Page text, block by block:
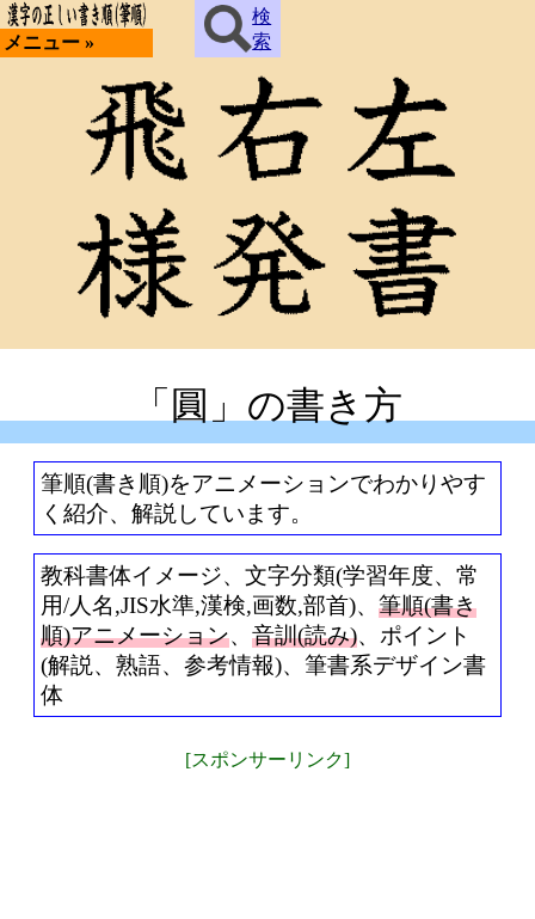
メニュー »
検
索
「圓」の書き方
筆順(書き順)をアニメーションでわかりやす
く紹介、解説しています。
教科書体イメージ、文字分類(学習年度、常
用/人名,JIS水準,漢検,画数,部首)、 筆順(書き
順)アニメーション、 音訓(読み)、ポイント
(解説、熟語、参考情報)、筆書系デザイン書
体
[スポンサーリンク]